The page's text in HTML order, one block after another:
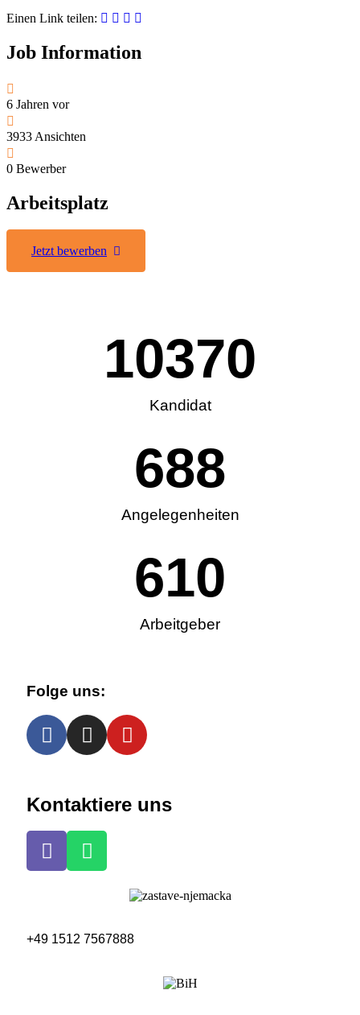
Einen Link teilen:
Job Information
6 Jahren vor
3933 Ansichten
0 Bewerber
Arbeitsplatz
Jetzt bewerben
10370
Kandidat
688
Angelegenheiten
610
Arbeitgeber
Folge uns:
Kontaktiere uns
+49 1512 7567888